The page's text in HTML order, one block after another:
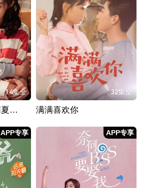
14集全
谢谢让我遇见你 南夏CP纯糖版
32集全
满满喜欢你
APP专享 APP专享